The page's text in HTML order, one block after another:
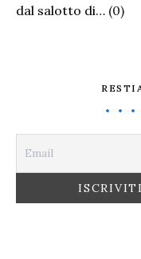
dal salotto di… (0)